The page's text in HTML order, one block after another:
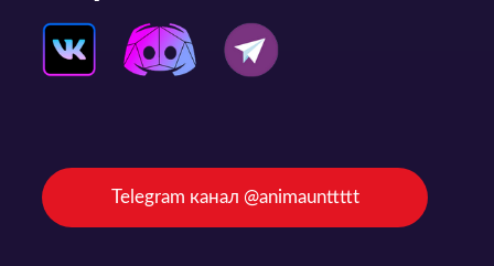
Telegram канал @animaunttttt